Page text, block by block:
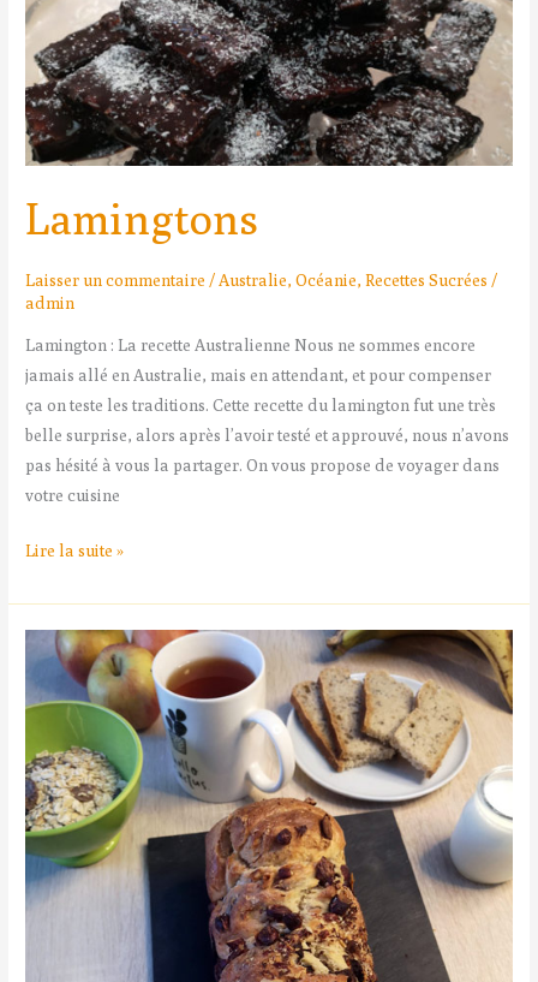
Lamingtons
Laisser un commentaire / Australie,Océanie,Recettes Sucrées /
admin
Lamington : La recette Australienne Nous ne sommes encore
jamais allé en Australie, mais en attendant, et pour compenser
ça on teste les traditions. Cette recette du lamington fut une très
belle surprise, alors après l’avoir testé et approuvé, nous n’avons
pas hésité à vous la partager. On vous propose de voyager dans
votre cuisine
Lire la suite »
Babka